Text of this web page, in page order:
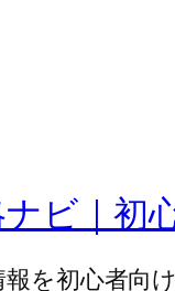
ビ｜初
を初心者向